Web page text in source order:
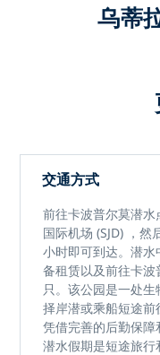
乌蒂
交通方式
前往卡波普尔莫潜水
国际机场 (SJD) ，然
小时即可到达。潜
备租赁以及前往卡波
只。该公园是一处
择岸潜或乘船短途前
凭借完善的后勤保
潜水假期是短途旅行